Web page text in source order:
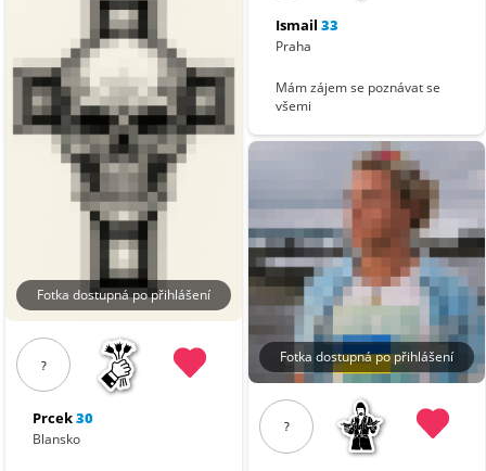
Fotka dostupná po přihlášení
?
Prcek30
Blansko
Ismail 33
Praha
Mám zájem se poznávat se
všemi
Fotka dostupná po přihlášení
?